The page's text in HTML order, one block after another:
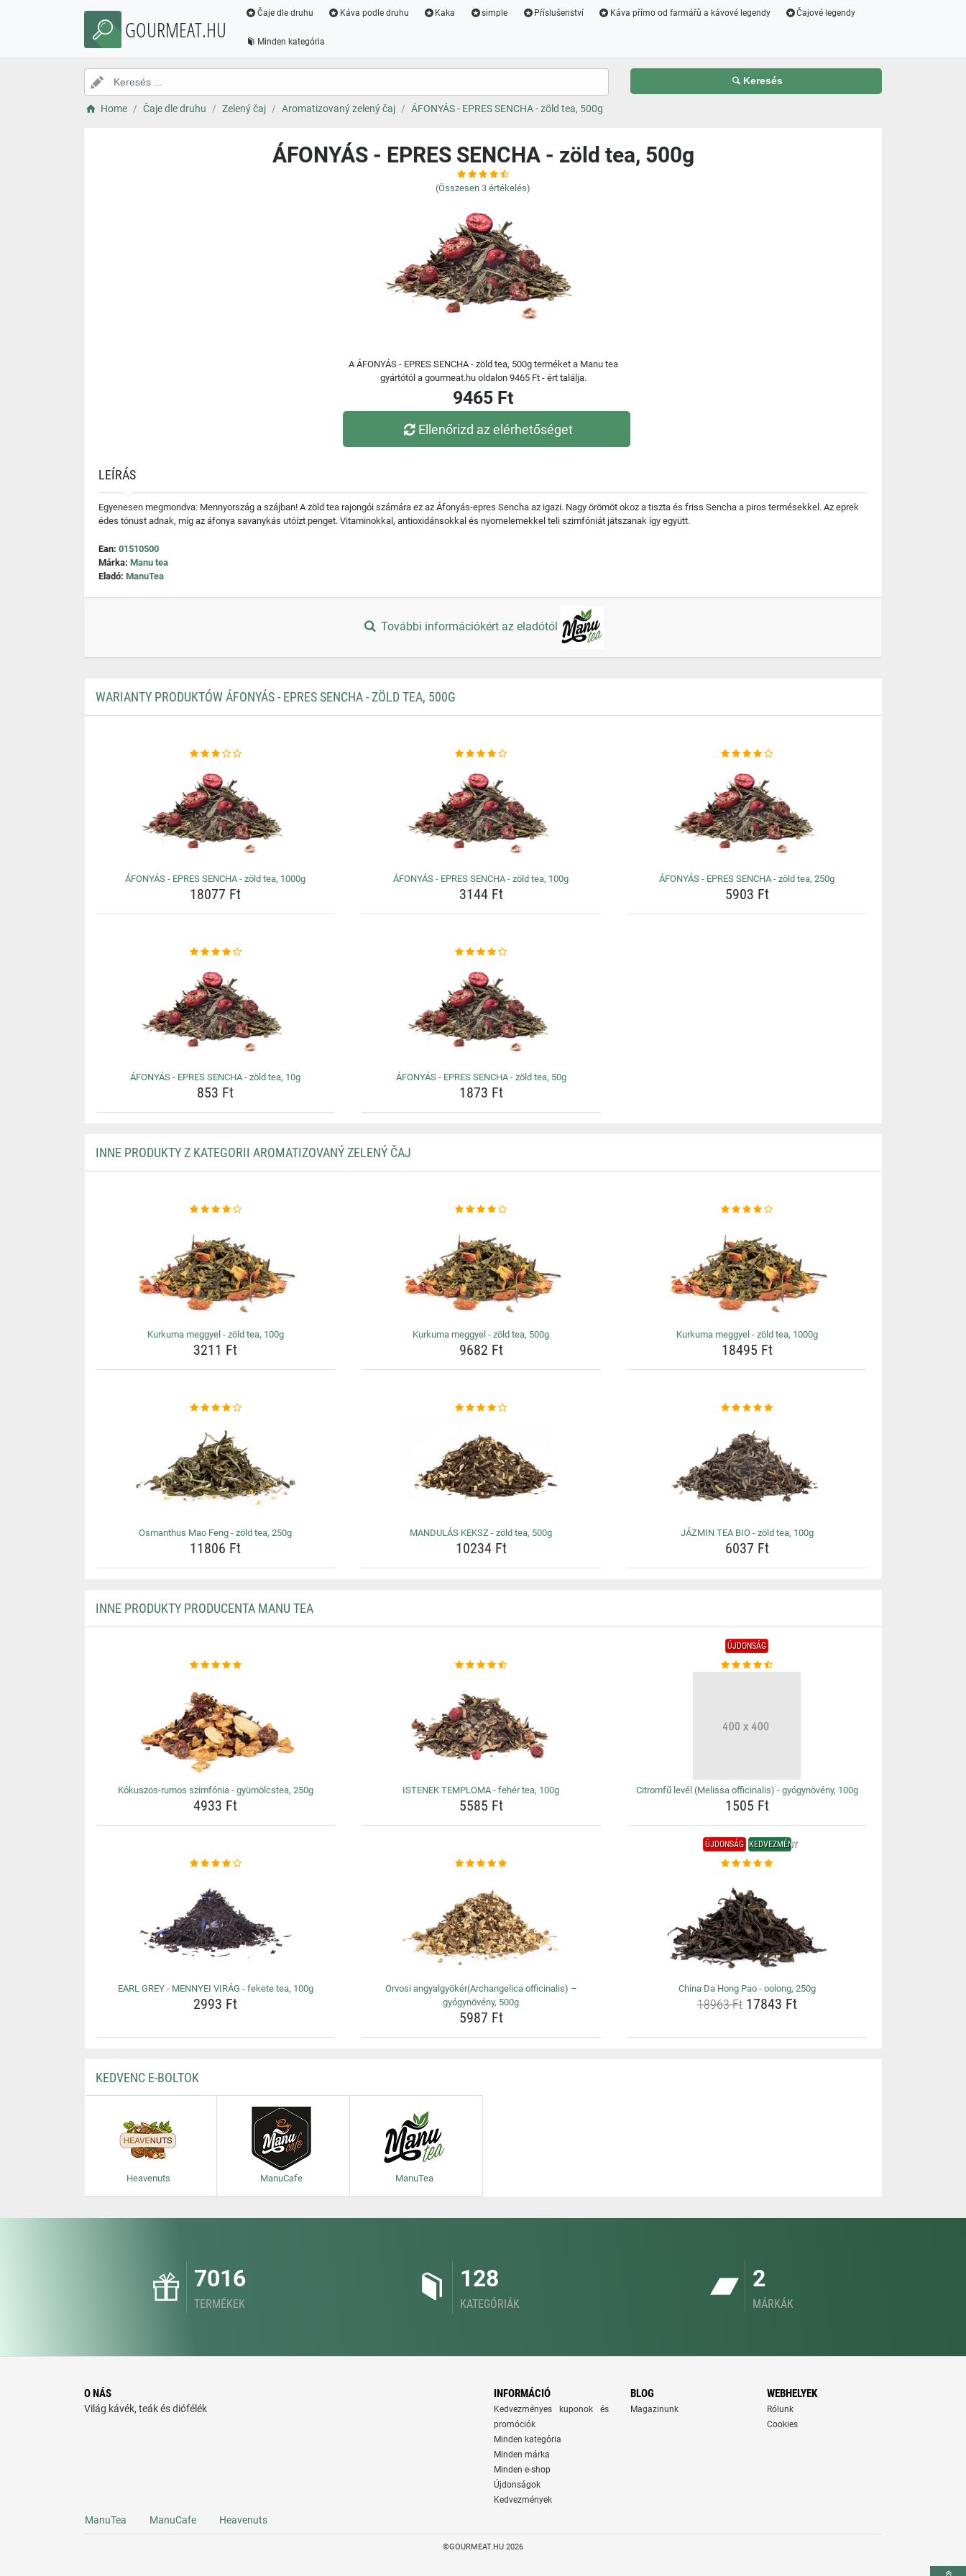
GOURMEAT.HU
Čaje dle druhu Káva podle druhu Kaka simple Příslušenství Káva přímo od farmářů a kávové legendy Čajové legendy
Minden kategória
Keresés
Home Čaje dle druhu Zelený čaj Aromatizovaný zelený čaj ÁFONYÁS - EPRES SENCHA - zöld tea, 500g
ÁFONYÁS - EPRES SENCHA - zöld tea, 500g
(Összesen 3 értékelés)
A ÁFONYÁS - EPRES SENCHA - zöld tea, 500g terméket a Manu tea
gyártótól a gourmeat.hu oldalon 9465 Ft - ért találja.
9465 Ft
Ellenőrizd az elérhetőséget
LEÍRÁS
Egyenesen megmondva: Mennyország a szájban! A zöld tea rajongói számára ez az Áfonyás-epres Sencha az igazi. Nagy örömöt okoz a tiszta és friss Sencha a piros termésekkel. Az eprek
édes tónust adnak, míg az áfonya savanykás utóízt penget. Vitaminokkal, antioxidánsokkal és nyomelemekkel teli szimfóniát játszanak így együtt.
Ean: 01510500
Márka: Manu tea
Eladó: ManuTea
További információkért az eladótól
WARIANTY PRODUKTÓW ÁFONYÁS - EPRES SENCHA - ZÖLD TEA, 500G
ÁFONYÁS - EPRES SENCHA - zöld tea, 1000g
18077 Ft
ÁFONYÁS - EPRES SENCHA - zöld tea, 100g
3144 Ft
ÁFONYÁS - EPRES SENCHA - zöld tea, 250g
5903 Ft
ÁFONYÁS - EPRES SENCHA - zöld tea, 10g
853 Ft
ÁFONYÁS - EPRES SENCHA - zöld tea, 50g
1873 Ft
INNE PRODUKTY Z KATEGORII AROMATIZOVANÝ ZELENÝ ČAJ
Kurkuma meggyel - zöld tea, 100g
3211 Ft
Kurkuma meggyel - zöld tea, 500g
9682 Ft
Kurkuma meggyel - zöld tea, 1000g
18495 Ft
Osmanthus Mao Feng - zöld tea, 250g
11806 Ft
MANDULÁS KEKSZ - zöld tea, 500g
10234 Ft
JÁZMIN TEA BIO - zöld tea, 100g
6037 Ft
INNE PRODUKTY PRODUCENTA MANU TEA
Kókuszos-rumos szimfónia - gyümölcstea, 250g
4933 Ft
ISTENEK TEMPLOMA - fehér tea, 100g
5585 Ft
ÚJDONSÁG
Citromfű levél (Melissa officinalis) - gyógynövény, 100g
1505 Ft
EARL GREY - MENNYEI VIRÁG - fekete tea, 100g
2993 Ft
Orvosi angyalgyökér(Archangelica officinalis) –
gyógynövény, 500g
5987 Ft
ÚJDONSÁG KEDVEZMÉNY
China Da Hong Pao - oolong, 250g
18963 Ft17843 Ft
KEDVENC E-BOLTOK
Heavenuts ManuCafe ManuTea
7016
TERMÉKEK
128
KATEGÓRIÁK
2
MÁRKÁK
O NÁS
Világ kávék, teák és diófélék
INFORMÁCIÓ
Kedvezményes kuponok és
promóciók
Minden kategória
Minden márka
Minden e-shop
Újdonságok
Kedvezmények
BLOG
Magazinunk
WEBHELYEK
Rólunk
Cookies
ManuTea ManuCafe Heavenuts
©GOURMEAT.HU 2026